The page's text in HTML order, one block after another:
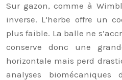
Sur gazon, comme à
inverse. L’herbe offre un
plus faible. La balle ne
conserve donc une
horizontale mais perd
analyses biomécaniques